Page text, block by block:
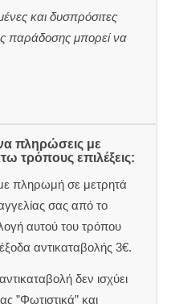
και δυσπρόσιτες
παράδοσης μπορεί να
πληρώσεις με
τρόπους επιλέξεις:
πληρωμή σε μετρητά
σας από το
αυτού του τρόπου
αντικαταβολής 3€.
δεν ισχύει
”Φωτιστικά” και